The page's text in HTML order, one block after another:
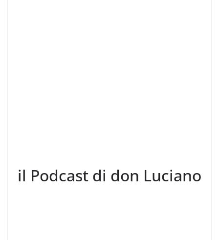
il Podcast di don Luciano